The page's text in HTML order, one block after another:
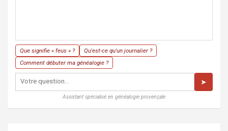
Que signifie « feus » ?
Qu'est-ce qu'un journalier ?
Comment débuter ma généalogie ?
➤
Assistant spécialisé en généalogie provençale